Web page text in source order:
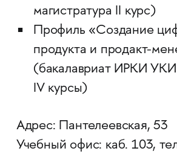
магистратура II курс)
Профиль «Создание
продукта и продакт-
(бакалавриат ИРКИ УКИ
IV курсы)
Адрес: Пантелеевская, 53
Учебный офис: каб. 103,